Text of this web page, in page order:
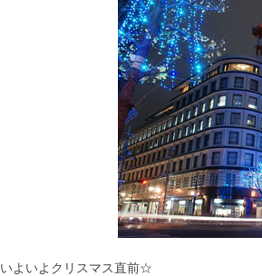
いよいよクリスマス直前☆